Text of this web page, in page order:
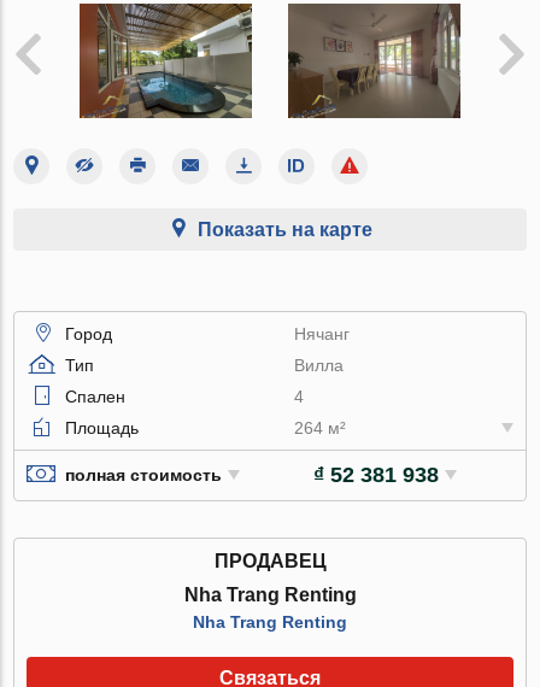
Показать на карте
Город
Нячанг
Тип
Вилла
Спален
4
Площадь
264 м²
полная стоимость ₫ 52 381 938
ПРОДАВЕЦ
Nha Trang Renting
Nha Trang Renting
Связаться